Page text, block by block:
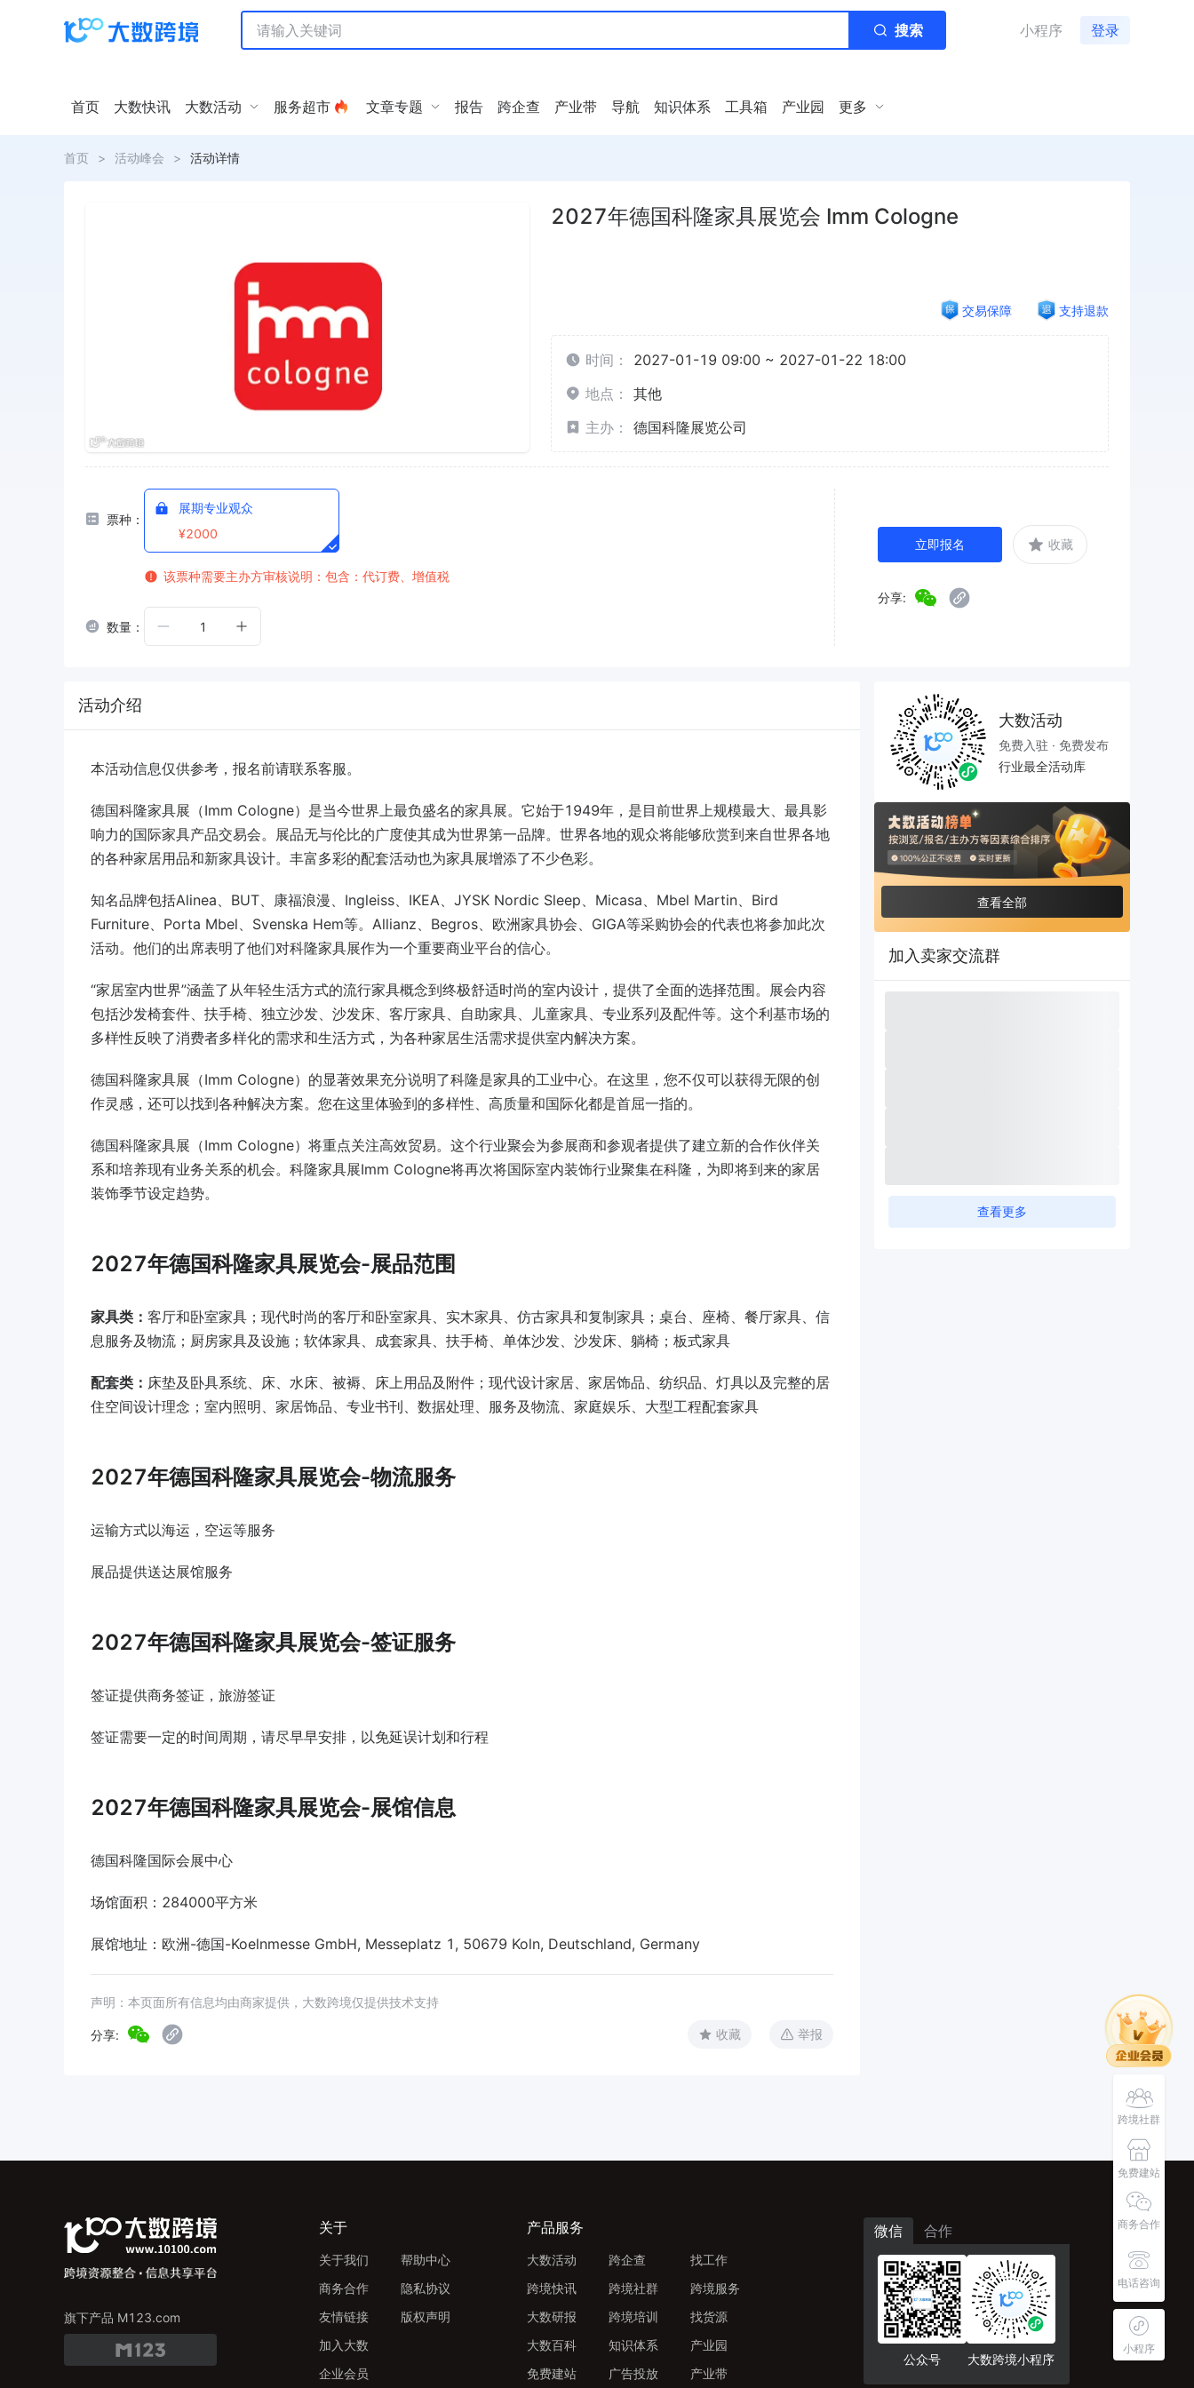
搜索 小程序 登录
首页 大数快讯 大数活动 服务超市 文章专题 报告 跨企查 产业带 导航 知识体系 工具箱 产业园 更多
首页 > 活动峰会 > 活动详情
2027年德国科隆家具展览会 Imm Cologne
交易保障 支持退款
时间：
2027-01-19 09:00 ~ 2027-01-22 18:00
地点：
其他
主办：
德国科隆展览公司
票种：
展期专业观众
¥2000
该票种需要主办方审核说明：包含：代订费、增值税
数量： 1
立即报名 收藏
分享:
活动介绍
本活动信息仅供参考，报名前请联系客服。
德国科隆家具展（Imm Cologne）是当今世界上最负盛名的家具展。它始于1949年，是目前世界上规模最大、最具影
响力的国际家具产品交易会。展品无与伦比的广度使其成为世界第一品牌。世界各地的观众将能够欣赏到来自世界各地
的各种家居用品和新家具设计。丰富多彩的配套活动也为家具展增添了不少色彩。
知名品牌包括Alinea、BUT、康福浪漫、Ingleiss、IKEA、JYSK Nordic Sleep、Micasa、Mbel Martin、Bird
Furniture、Porta Mbel、Svenska Hem等。Allianz、Begros、欧洲家具协会、GIGA等采购协会的代表也将参加此次
活动。他们的出席表明了他们对科隆家具展作为一个重要商业平台的信心。
“家居室内世界”涵盖了从年轻生活方式的流行家具概念到终极舒适时尚的室内设计，提供了全面的选择范围。展会内容
包括沙发椅套件、扶手椅、独立沙发、沙发床、客厅家具、自助家具、儿童家具、专业系列及配件等。这个利基市场的
多样性反映了消费者多样化的需求和生活方式，为各种家居生活需求提供室内解决方案。
德国科隆家具展（Imm Cologne）的显著效果充分说明了科隆是家具的工业中心。在这里，您不仅可以获得无限的创
作灵感，还可以找到各种解决方案。您在这里体验到的多样性、高质量和国际化都是首屈一指的。
德国科隆家具展（Imm Cologne）将重点关注高效贸易。这个行业聚会为参展商和参观者提供了建立新的合作伙伴关
系和培养现有业务关系的机会。科隆家具展Imm Cologne将再次将国际室内装饰行业聚集在科隆，为即将到来的家居
装饰季节设定趋势。
2027年德国科隆家具展览会-展品范围
家具类： 客厅和卧室家具；现代时尚的客厅和卧室家具、实木家具、仿古家具和复制家具；桌台、座椅、餐厅家具、信
息服务及物流；厨房家具及设施；软体家具、成套家具、扶手椅、单体沙发、沙发床、躺椅；板式家具
配套类： 床垫及卧具系统、床、水床、被褥、床上用品及附件；现代设计家居、家居饰品、纺织品、灯具以及完整的居
住空间设计理念；室内照明、家居饰品、专业书刊、数据处理、服务及物流、家庭娱乐、大型工程配套家具
2027年德国科隆家具展览会-物流服务
运输方式以海运，空运等服务
展品提供送达展馆服务
2027年德国科隆家具展览会-签证服务
签证提供商务签证，旅游签证
签证需要一定的时间周期，请尽早早安排，以免延误计划和行程
2027年德国科隆家具展览会-展馆信息
德国科隆国际会展中心
场馆面积：284000平方米
展馆地址：欧洲-德国-Koelnmesse GmbH, Messeplatz 1, 50679 Koln, Deutschland, Germany
声明：本页面所有信息均由商家提供，大数跨境仅提供技术支持
分享: 收藏 举报
大数活动
免费入驻 · 免费发布
行业最全活动库
查看全部
加入卖家交流群
查看更多
跨境社群
免费建站
商务合作
电话咨询
小程序
旗下产品 M123.com
关于
关于我们
商务合作
友情链接
加入大数
企业会员
帮助中心
隐私协议
版权声明
产品服务
大数活动
跨境快讯
大数研报
大数百科
免费建站
跨企查
跨境社群
跨境培训
知识体系
广告投放
找工作
跨境服务
找货源
产业园
产业带
微信 合作
公众号 大数跨境小程序